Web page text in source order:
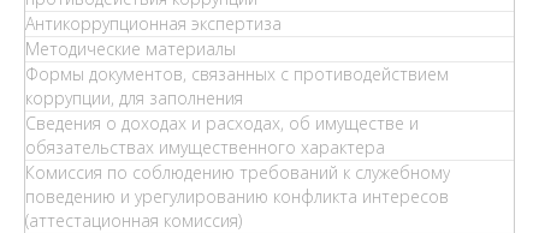
Антикоррупционная экспертиза
Методические материалы
Формы документов, связанных с противодействием
коррупции, для заполнения
Сведения о доходах и расходах, об имуществе и
обязательствах имущественного характера
Комиссия по соблюдению требований к служебному
поведению и урегулированию конфликта интересов
(аттестационная комиссия)